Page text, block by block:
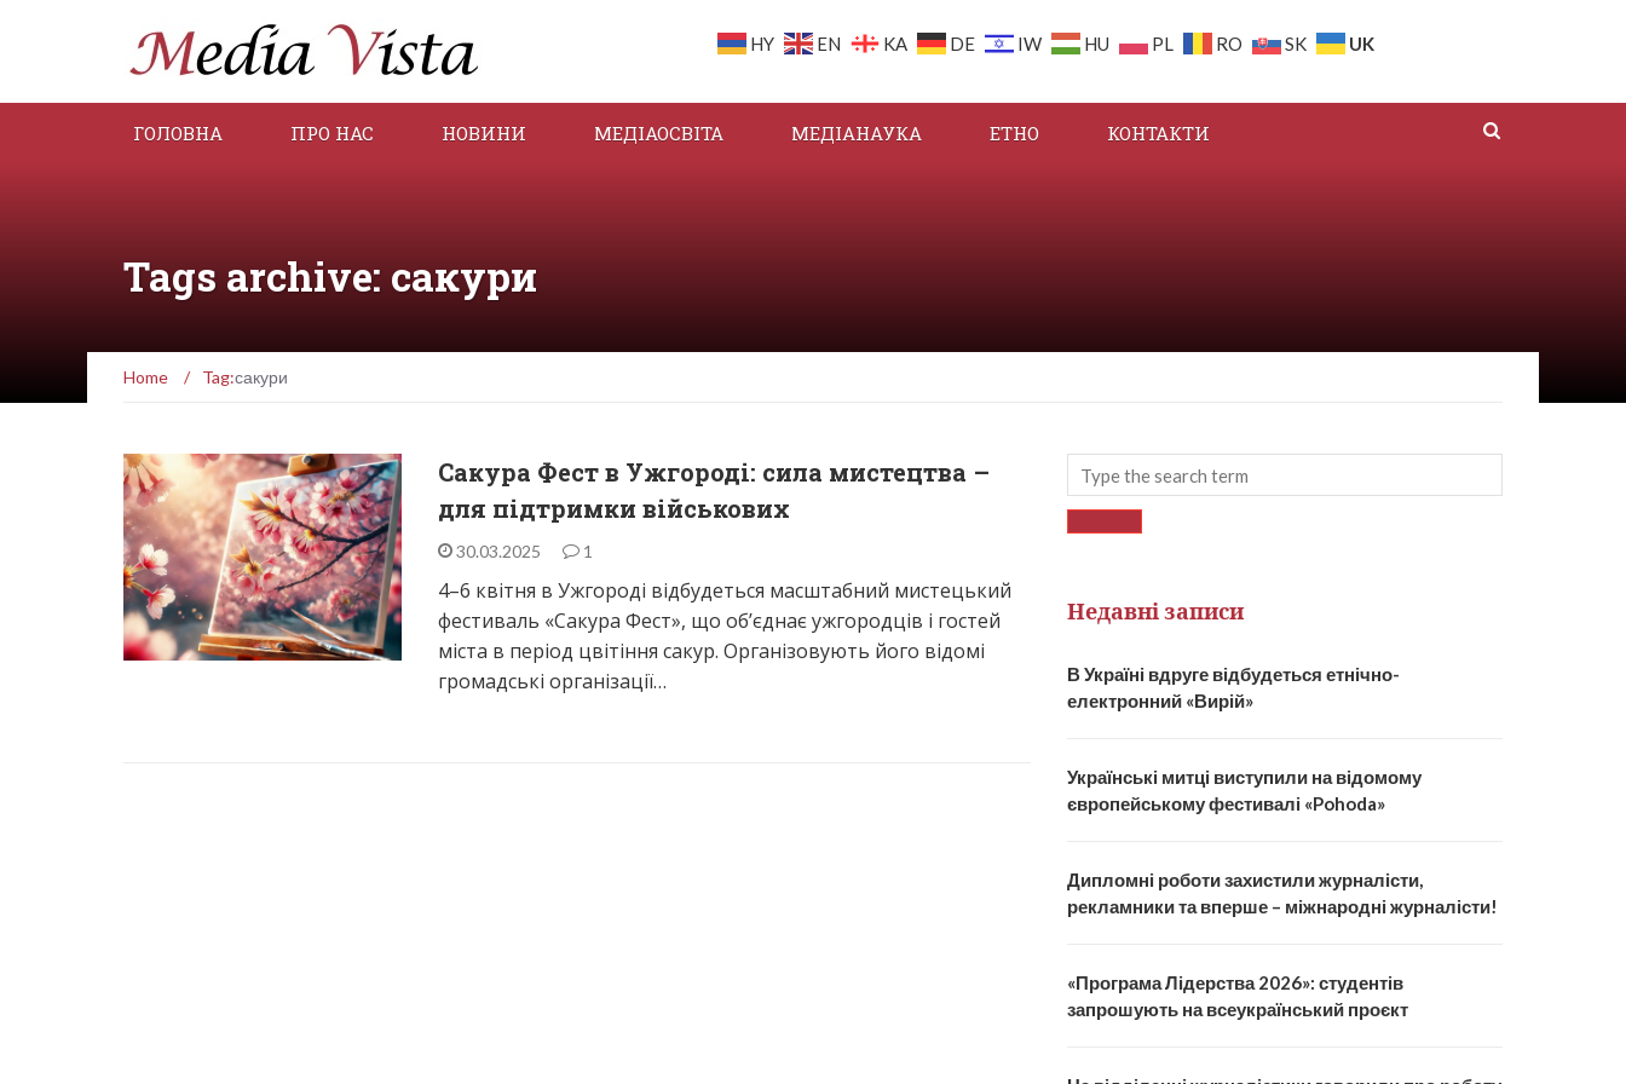
HY EN KA DE IW HU PL RO SK UK
ГОЛОВНА ПРО НАС НОВИНИ МЕДІАОСВІТА МЕДІАНАУКА ЕТНО КОНТАКТИ
Tags archive: сакури
Home / Tag:сакури
Сакура Фест в Ужгороді: сила мистецтва –
для підтримки військових
30.03.2025 1
4–6 квітня в Ужгороді відбудеться масштабний мистецький
фестиваль «Сакура Фест», що об’єднає ужгородців і гостей
міста в період цвітіння сакур. Організовують його відомі
громадські організації…
Недавні записи
В Україні вдруге відбудеться етнічно-
електронний «Вирій»
Українські митці виступили на відомому
європейському фестивалі «Pohoda»
Дипломні роботи захистили журналісти,
рекламники та вперше – міжнародні журналісти!
«Програма Лідерства 2026»: студентів
запрошують на всеукраїнський проєкт